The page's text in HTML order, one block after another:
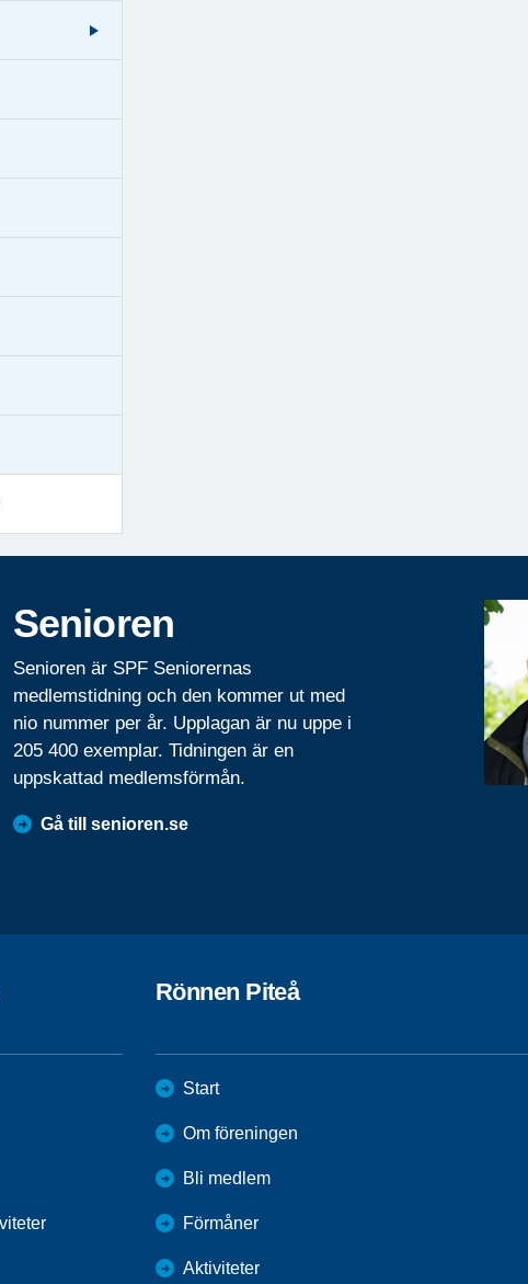
Senioren
Senioren är SPF Seniorernas
medlemstidning och den kommer ut med
nio nummer per år. Upplagan är nu uppe i
205 400 exemplar. Tidningen är en
uppskattad medlemsförmån.
Gå till senioren.se
Rönnen Piteå
Start
Om föreningen
Bli medlem
Förmåner
Aktiviteter